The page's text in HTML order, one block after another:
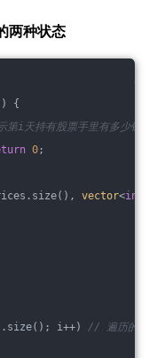
两种状态
{
i天持有股票手里有多少钱
0;
vector<int
i++) // 遍历的起